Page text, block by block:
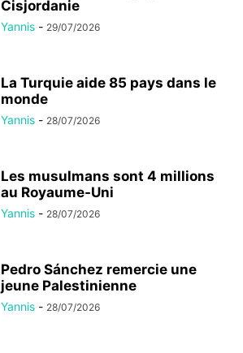
Cisjordanie
Yannis - 29/07/2026
La Turquie aide 85 pays dans le
monde
Yannis - 28/07/2026
Les musulmans sont 4 millions
au Royaume-Uni
Yannis - 28/07/2026
Pedro Sánchez remercie une
jeune Palestinienne
Yannis - 28/07/2026